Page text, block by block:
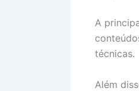
A
técnicas.
Além